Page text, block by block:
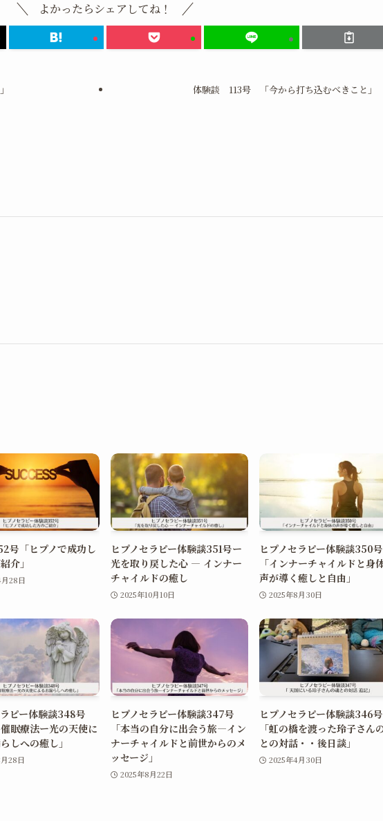
よかったらシェアしてね！
体験談 113号 「今から打ち込むべきこと」
号「ヒプノで成功し
介」
28日
ヒプノセラピー体験談351号ー
光を取り戻した心 ― インナー
チャイルドの癒し
2025年10月10日
ヒプノセラピー体験談350
「インナーチャイルドと身
声が導く癒しと自由」
2025年8月30日
ピー体験談348号
催眠療法ー光の天使に
しへの癒し」
28日
ヒプノセラピー体験談347号
「本当の自分に出会う旅―イン
ナーチャイルドと前世からのメ
ッセージ」
2025年8月22日
ヒプノセラピー体験談346号
「虹の橋を渡った玲子さん
との対話・・後日談」
2025年4月30日